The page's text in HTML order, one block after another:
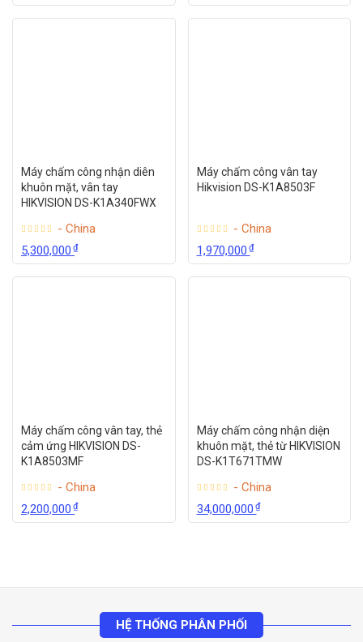
Máy chấm công nhận diên
khuôn mặt, vân tay
HIKVISION DS-K1A340FWX
- China
5,300,000₫
Máy chấm công vân tay
Hikvision DS-K1A8503F
- China
1,970,000₫
Máy chấm công vân tay, thẻ
cảm ứng HIKVISION DS-
K1A8503MF
- China
2,200,000₫
Máy chấm công nhận diện
khuôn mặt, thẻ từ HIKVISION
DS-K1T671TMW
- China
34,000,000₫
HỆ THỐNG PHÂN PHỐI